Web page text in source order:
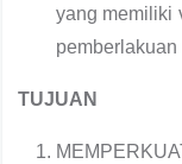
yang memiliki
TUJUAN